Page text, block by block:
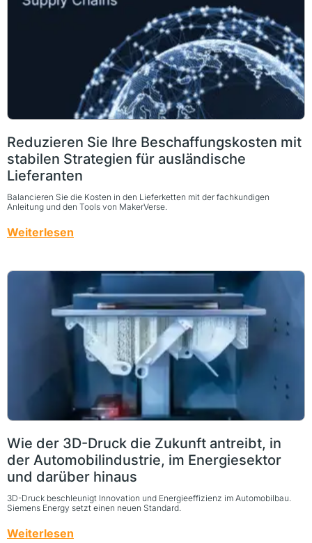
Reduzieren Sie Ihre Beschaffungskosten mit
stabilen Strategien für ausländische
Lieferanten
Balancieren Sie die Kosten in den Lieferketten mit der fachkundigen
Anleitung und den Tools von MakerVerse.
Weiterlesen
Wie der 3D-Druck die Zukunft antreibt, in
der Automobilindustrie, im Energiesektor
und darüber hinaus
3D-Druck beschleunigt Innovation und Energieeffizienz im Automobilbau.
Siemens Energy setzt einen neuen Standard.
Weiterlesen